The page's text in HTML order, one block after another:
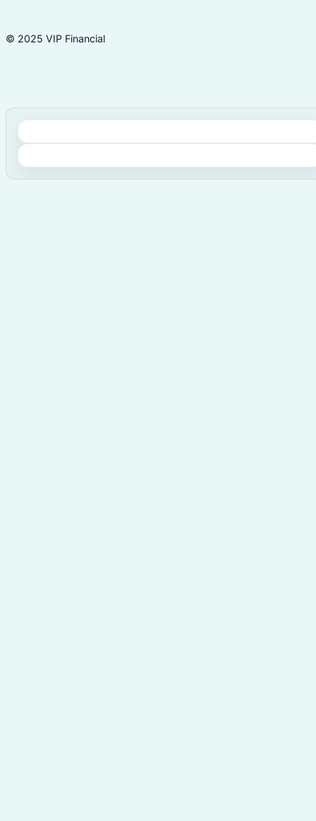
© 2025 VIP Financial